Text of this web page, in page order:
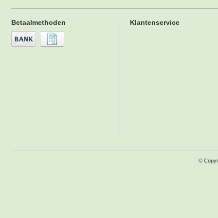
Betaalmethoden Klantenservice
©